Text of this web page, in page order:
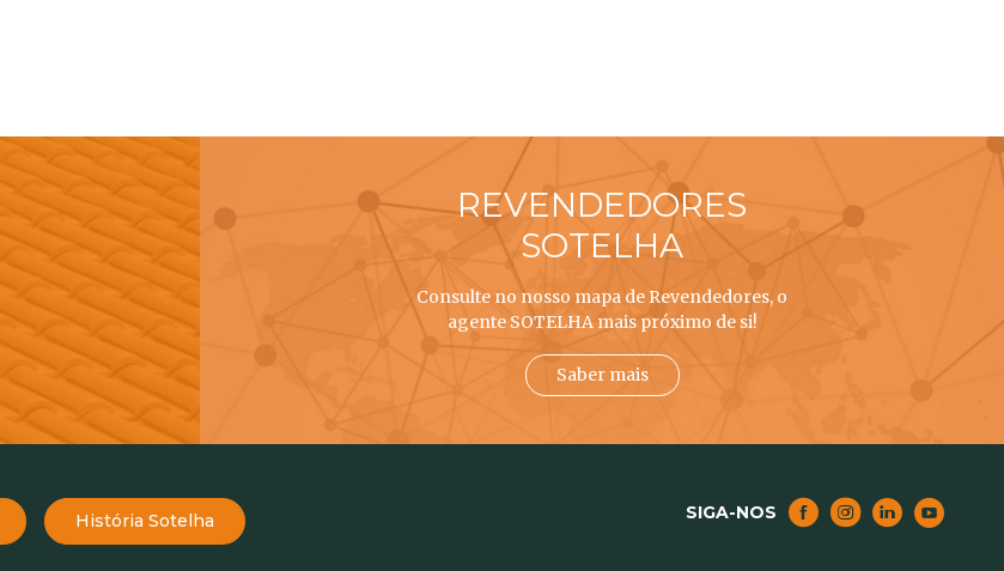
REVENDEDORES
SOTELHA
Consulte no nosso mapa de Revendedores, o
agente SOTELHA mais próximo de si!
Saber mais
História Sotelha SIGA-NOS